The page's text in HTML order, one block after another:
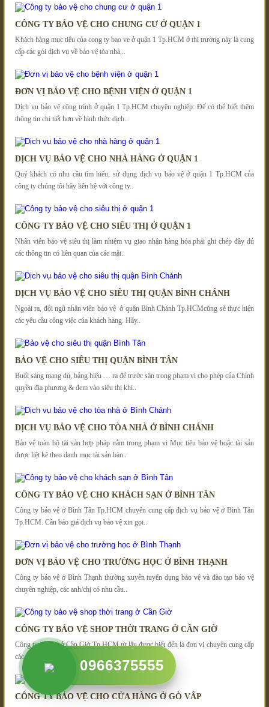
CÔNG TY BẢO VỆ CHO CHUNG CƯ Ở QUẬN 1
Khách hàng mục tiêu của cong ty bao ve ở quận 1 Tp.HCM ở thị trường này là cung
cấp các gói dịch vụ về bảo vệ tòa nhà,..
ĐƠN VỊ BẢO VỆ CHO BỆNH VIỆN Ở QUẬN 1
Dịch vụ bảo vệ công trình ở quận 1 Tp.HCM chuyên nghiệp: Để có thể biết thêm
thông tin chi tiết hơn về hình thức dịch..
DỊCH VỤ BẢO VỆ CHO NHÀ HÀNG Ở QUẬN 1
Quý khách có nhu cầu tìm hiểu, sử dụng dịch vụ bảo vệ ở quận 1 Tp.HCM của
công ty chúng tôi hãy liên hệ với công ty..
CÔNG TY BẢO VỆ CHO SIÊU THỊ Ở QUẬN 1
Nhân viên bảo vệ siêu thị làm nhiệm vụ giao nhận hàng hóa phải ghi chép đầy đủ
các thông tin có liên quan của các mặt..
DỊCH VỤ BẢO VỆ CHO SIÊU THỊ QUẬN BÌNH CHÁNH
Ngoài ra, đội ngũ nhân viên bảo vệ ở quận Bình Chánh Tp.HCMcũng sẽ thực hiện
các yêu cầu công việc của khách hàng. Hãy..
BẢO VỆ CHO SIÊU THỊ QUẬN BÌNH TÂN
Buổi sáng mang dù, bảng hiệu … ra để trước sân trong phạm vi cho phép của Chính
quyền địa phương & đem vào siêu thị khi..
DỊCH VỤ BẢO VỆ CHO TÒA NHÀ Ở BÌNH CHÁNH
Bảo vệ toàn bộ tài sản hợp pháp nằm trong phạm vi Mục tiêu bảo vệ hoặc tài sản
được liệt kê theo danh mục tài sản bàn..
CÔNG TY BẢO VỆ CHO KHÁCH SẠN Ở BÌNH TÂN
Công ty bảo vệ ở Bình Tân Tp.HCM chuyên cung cấp dịch vụ bảo vệ ở Bình Tân
Tp.HCM. Cần báo giá dịch vụ bảo vệ xin gọi..
ĐƠN VỊ BẢO VỆ CHO TRƯỜNG HỌC Ở BÌNH THẠNH
Công ty bảo vệ ở Bình Thạnh thường xuyên tuyển dụng bảo vệ và đào tạo bảo vệ
chuyên nghiệp, các anh/chị có nhu cầu..
CÔNG TY BẢO VỆ SHOP THỜI TRANG Ở CẦN GIỜ
Công ty bảo vệ ở Cần Giờ Tp.HCM từ lâu được biết đến là đơn vị chuyên cung cấp
các dịch vụ bảo vệ uy tín, chất..
CÔNG TY BẢO VỆ CHO CỬA HÀNG Ở GÒ VẤP
0966375555